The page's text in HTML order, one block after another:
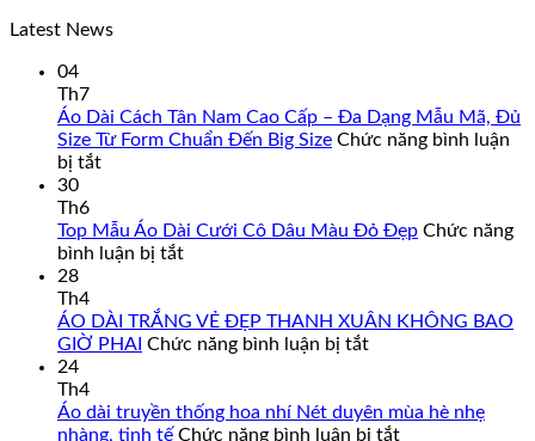
là:
Latest News
04
Th7
Áo Dài Cách Tân Nam Cao Cấp – Đa Dạng Mẫu Mã, Đủ
Size Từ Form Chuẩn Đến Big Size Chức năng bình luận
bị tắtở
Cách
Tân
Cấp
–
Mẫu
Mã,
30
Th6
Top Mẫu Áo Dài Cưới Cô Dâu Màu Đỏ Đẹp Chức năng
bình luận bị tắtở
Áo
Dài
Dâu
Màu
28
Th4
ÁO DÀI TRẮNG VẺ ĐẸP THANH XUÂN KHÔNG BAO
GIỜ PHAI Chức năng bình luận bị tắtở
TRẮNG
VẺ
24
Th4
Áo dài truyền thống hoa nhí Nét duyên mùa hè nhẹ
nhàng, tinh tế Chức năng bình luận bị tắtở